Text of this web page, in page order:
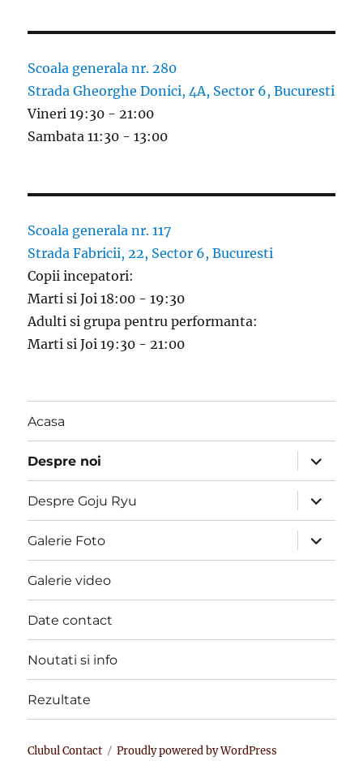
Scoala generala nr. 280
Strada Gheorghe Donici, 4A, Sector 6, Bucuresti
Vineri 19:30 - 21:00
Sambata 11:30 - 13:00
Scoala generala nr. 117
Strada Fabricii, 22, Sector 6, Bucuresti
Copii incepatori:
Marti si Joi 18:00 - 19:30
Adulti si grupa pentru performanta:
Marti si Joi 19:30 - 21:00
Acasa
Despre noi
expand
child
menu
Despre Goju Ryu
expand
child
menu
Galerie Foto
expand
child
menu
Galerie video
Date contact
Noutati si info
Rezultate
Clubul Contact Proudly powered by WordPress